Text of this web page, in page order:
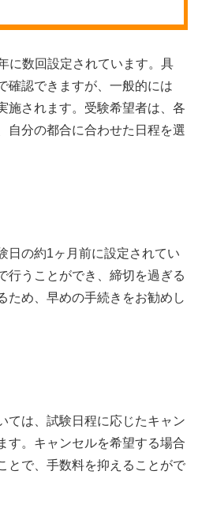
に数回設定されています。具
確認できますが、一般的には
施されます。受験希望者は、各
自分の都合に合わせた日程を選
日の約1ヶ月前に設定されてい
行うことができ、締切を過ぎる
ため、早めの手続きをお勧めし
ては、試験日程に応じたキャン
す。キャンセルを希望する場合
とで、手数料を抑えることがで